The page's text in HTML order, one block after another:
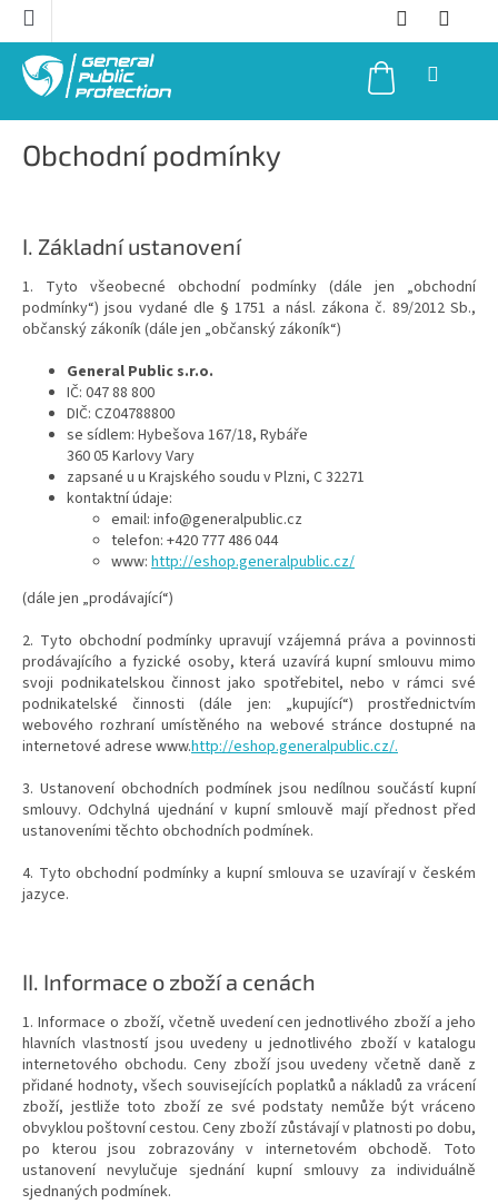
Přejít
obsah
NÁKUPNÍ
KOŠÍK
Obchodní podmínky
I. Základní ustanovení
1. Tyto všeobecné obchodní podmínky (dále jen „obchodní
podmínky“) jsou vydané dle § 1751 a násl. zákona č. 89/2012 Sb.,
občanský zákoník (dále jen „občanský zákoník“)
General Public s.r.o.
IČ: 047 88 800
DIČ: CZ04788800
se sídlem: Hybešova 167/18, Rybáře
360 05 Karlovy Vary
zapsané u u Krajského soudu v Plzni, C 32271
kontaktní údaje:
email: info@generalpublic.cz
telefon: +420 777 486 044
www: http://eshop.generalpublic.cz/
(dále jen „prodávající“)
2. Tyto obchodní podmínky upravují vzájemná práva a povinnosti
prodávajícího a fyzické osoby, která uzavírá kupní smlouvu mimo
svoji podnikatelskou činnost jako spotřebitel, nebo v rámci své
podnikatelské činnosti (dále jen: „kupující“) prostřednictvím
webového rozhraní umístěného na webové stránce dostupné na
internetové adrese www.http://eshop.generalpublic.cz/.
3. Ustanovení obchodních podmínek jsou nedílnou součástí kupní
smlouvy. Odchylná ujednání v kupní smlouvě mají přednost před
ustanoveními těchto obchodních podmínek.
4. Tyto obchodní podmínky a kupní smlouva se uzavírají v českém
jazyce.
II. Informace o zboží a cenách
1. Informace o zboží, včetně uvedení cen jednotlivého zboží a jeho
hlavních vlastností jsou uvedeny u jednotlivého zboží v katalogu
internetového obchodu. Ceny zboží jsou uvedeny včetně daně z
přidané hodnoty, všech souvisejících poplatků a nákladů za vrácení
zboží, jestliže toto zboží ze své podstaty nemůže být vráceno
obvyklou poštovní cestou. Ceny zboží zůstávají v platnosti po dobu,
po kterou jsou zobrazovány v internetovém obchodě. Toto
ustanovení nevylučuje sjednání kupní smlouvy za individuálně
sjednaných podmínek.